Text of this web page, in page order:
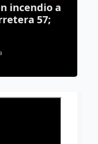
y bloquea la
57; el
a la fuga
Ramos